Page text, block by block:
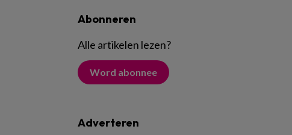
Abonneren
Alle artikelen lezen?
Word abonnee
Adverteren